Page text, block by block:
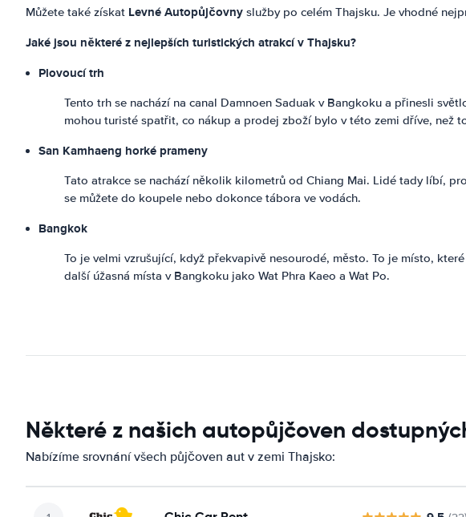
Můžete také získat Levné Autopůjčovny služby po celém Thajsku. Je vhodné
Jaké jsou některé z nejlepších turistických atrakcí v Thajsku?
Plovoucí trh
Tento trh se nachází na canal Damnoen Saduak v Bangkoku a přinesli
mohou turisté spatřit, co nákup a prodej zboží bylo v této zemi dříve, než
San Kamhaeng horké prameny
Tato atrakce se nachází několik kilometrů od Chiang Mai. Lidé tady líbí,
se můžete do koupele nebo dokonce tábora ve vodách.
Bangkok
To je velmi vzrušující, když překvapivě nesourodé, město. To je místo,
další úžasná místa v Bangkoku jako Wat Phra Kaeo a Wat Po.
Některé z našich autopůjčoven
Nabízíme srovnání všech půjčoven aut v zemi Thajsko: